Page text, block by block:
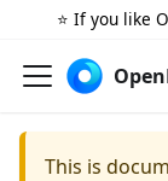
⭐️ If you like
This is